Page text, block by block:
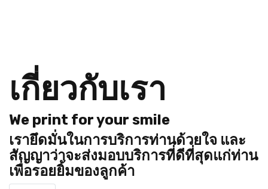
เกี่ยวกับเรา
We print for your smile
เรายึดมั่นในการบริการท่านด้วยใจ และ
สัญญาว่าจะส่งมอบบริการที่ดีที่สุดแก่ท่าน
เพื่อรอยยิ้มของลูกค้า